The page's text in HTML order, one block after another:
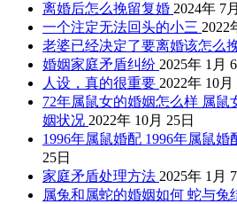
离婚后怎么挽留复婚 2024年 7
一个注定无法回头的小三 2022
老婆已经决定了要离婚该怎么
婚姻家庭矛盾纠纷 2025年 1月
人设，真的很重要 2022年 10月
72年属鼠女的婚姻怎么样 属
姻状况 2022年 10月 25日
1996年属鼠婚配 1996年属鼠婚
25日
家庭矛盾处理方法 2025年 1月
属兔和属蛇的婚姻如何 蛇与兔